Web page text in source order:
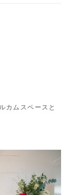
カムスペースと